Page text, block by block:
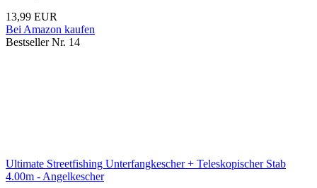
13,99 EUR
Bei Amazon kaufen
Bestseller Nr. 14
Ultimate Streetfishing Unterfangkescher + Teleskopischer Stab
4.00m - Angelkescher